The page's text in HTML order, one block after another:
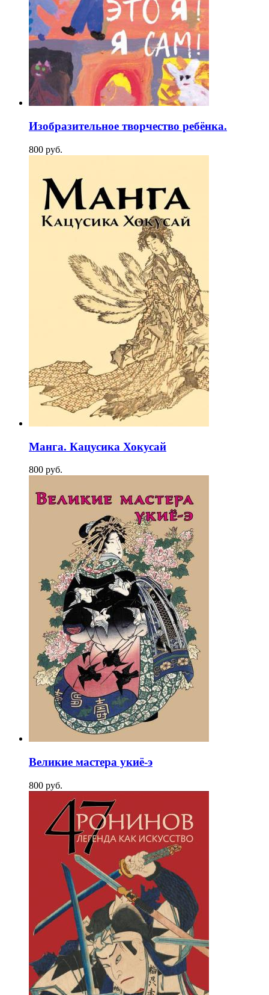
Изобразительное творчество ребёнка.
800 pуб.
Манга. Кацусика Хокусай
800 pуб.
Великие мастера укиё-э
800 pуб.